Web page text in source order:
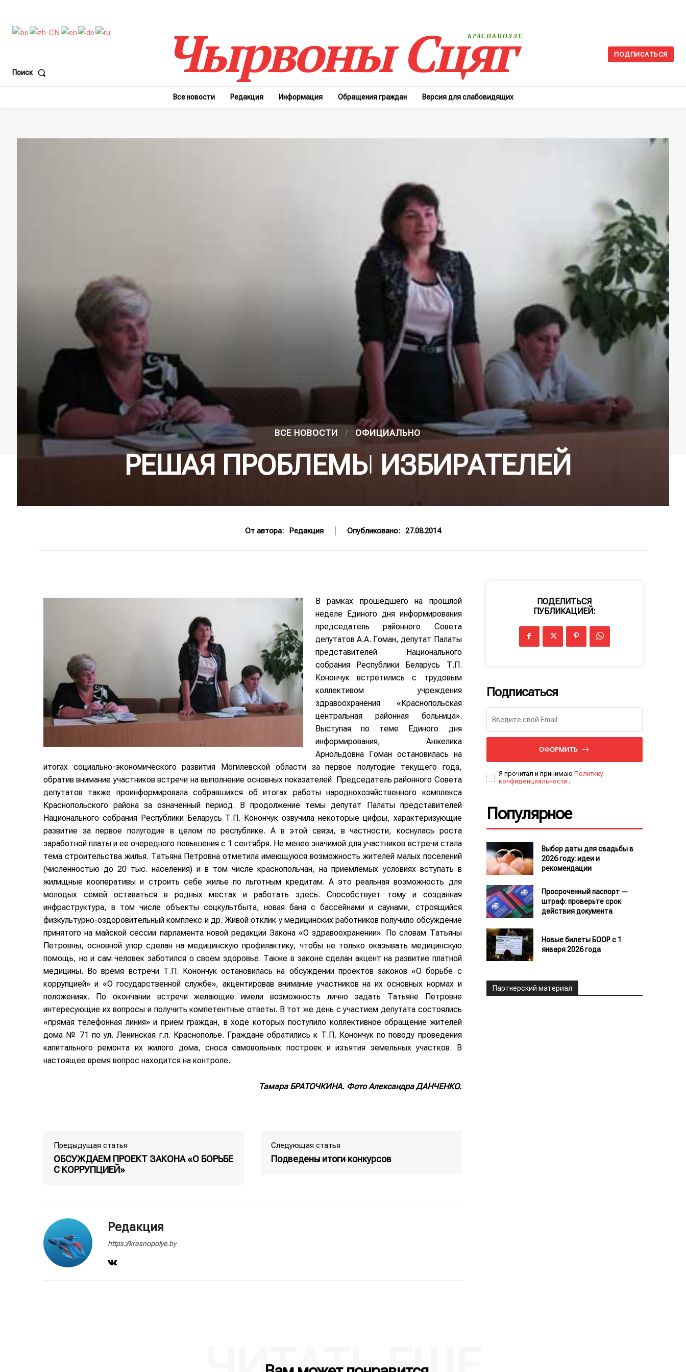
Поиск Чырвоны Сцяг
КРАСНАПОЛЛЕ
ПОДПИСАТЬСЯ
Все новости Редакция Информация Обращения граждан Версия для слабовидящих
ВСЕ НОВОСТИ ОФИЦИАЛЬНО
РЕШАЯ ПРОБЛЕМЫ ИЗБИРАТЕЛЕЙ
От автора: Редакция Опубликовано: 27.08.2014
В рамках прошедшего на прошлой
неделе Единого дня информирования
председатель районного Совета
депутатов А.А. Гоман, депутат Палаты
представителей Национального
собрания Республики Беларусь Т.П.
Конончук встретились с трудовым
коллективом учреждения
здравоохранения «Краснопольская
центральная районная больница».
Выступая по теме Единого дня
информирования, Анжелика
Арнольдовна Гоман остановилась на
итогах социально-экономического развития Могилевской области за первое полугодие текущего года,
обратив внимание участников встречи на выполнение основных показателей. Председатель районного Совета
депутатов также проинформировала собравшихся об итогах работы народнохозяйственного комплекса
Краснопольского района за означенный период. В продолжение темы депутат Палаты представителей
Национального собрания Республики Беларусь Т.П. Конончук озвучила некоторые цифры, характеризующие
развитие за первое полугодие в целом по республике. А в этой связи, в частности, коснулась роста
заработной платы и ее очередного повышения с 1 сентября. Не менее значимой для участников встречи стала
тема строительства жилья. Татьяна Петровна отметила имеющуюся возможность жителей малых поселений
(численностью до 20 тыс. населения) и в том числе краснопольчан, на приемлемых условиях вступать в
жилищные кооперативы и строить себе жилье по льготным кредитам. А это реальная возможность для
молодых семей оставаться в родных местах и работать здесь. Способствует тому и созданная
инфраструктура, в том числе объекты соцкультбыта, новая баня с бассейнами и саунами, строящийся
физкультурно-оздоровительный комплекс и др. Живой отклик у медицинских работников получило обсуждение
принятого на майской сессии парламента новой редакции Закона «О здравоохранении». По словам Татьяны
Петровны, основной упор сделан на медицинскую профилактику, чтобы не только оказывать медицинскую
помощь, но и сам человек заботился о своем здоровье. Также в законе сделан акцент на развитие платной
медицины. Во время встречи Т.П. Конончук остановилась на обсуждении проектов законов «О борьбе с
коррупцией» и «О государственной службе», акцентировав внимание участников на их основных нормах и
положениях. По окончании встречи желающие имели возможность лично задать Татьяне Петровне
интересующие их вопросы и получить компетентные ответы. В тот же день с участием депутата состоялись
«прямая телефонная линия» и прием граждан, в ходе которых поступило коллективное обращение жителей
дома № 71 по ул. Ленинская г.п. Краснополье. Граждане обратились к Т.П. Конончук по поводу проведения
капитального ремонта их жилого дома, сноса самовольных построек и изъятия земельных участков. В
настоящее время вопрос находится на контроле.
Тамара БРАТОЧКИНА. Фото Александра ДАНЧЕНКО.
Предыдущая статья
ОБСУЖДАЕМ ПРОЕКТ ЗАКОНА «О БОРЬБЕ
С КОРРУПЦИЕЙ»
Следующая статья
Подведены итоги конкурсов
Редакция
https://krasnopolye.by
ПОДЕЛИТЬСЯ
ПУБЛИКАЦИЕЙ:
Подписаться
ОФОРМИТЬ
Я прочитал и принимаю Политику
конфиденциальности .
Популярное
Выбор даты для свадьбы в
2026 году: идеи и
рекомендации
Просроченный паспорт —
штраф: проверьте срок
действия документа
Новые билеты БООР с 1
января 2026 года
Партнерский материал